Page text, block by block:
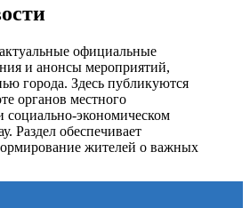
официальные
и анонсы мероприятий,
города. Здесь публикуются
органов местного
социально-экономическом
Раздел обеспечивает
жителей о важных